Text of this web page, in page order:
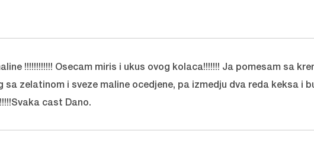
!!!!!!!!!!!! Osecam miris i ukus ovog kolaca!!!!!!! Ja pomesam sa
sa zelatinom i sveze maline ocedjene, pa izmedju dva reda keksa i
cast Dano.